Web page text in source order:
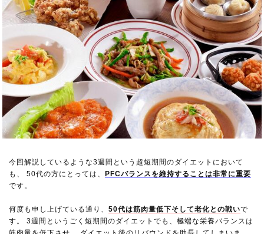
今回解説しているような3週間という超短期間のダイエットにおいて
も、 50代の方にとっては、PFCバランスを維持することは非常に重要
です。
何度も申し上げている通り、50代は筋肉量低下そして老化との戦いで
す。 3週間というごく短期間のダイエットでも、極端な栄養バランスは